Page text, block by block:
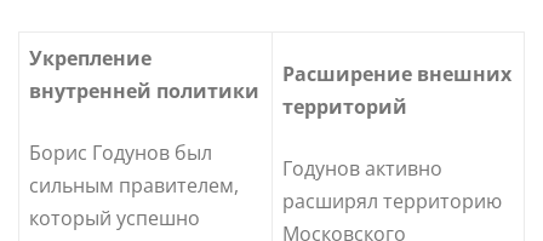
Укрепление
внутренней политики
Борис Годунов был
сильным правителем,
который успешно
Расширение внешних
территорий
Годунов активно
расширял территорию
Московского